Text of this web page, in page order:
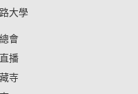
大學
會
播
寺